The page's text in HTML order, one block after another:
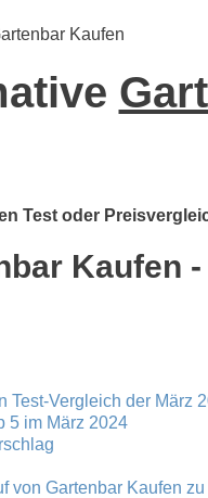
Kaufen
Test oder
Kaufen
Test-Vergleich der März
5 im März 2024
von Gartenbar Kaufen